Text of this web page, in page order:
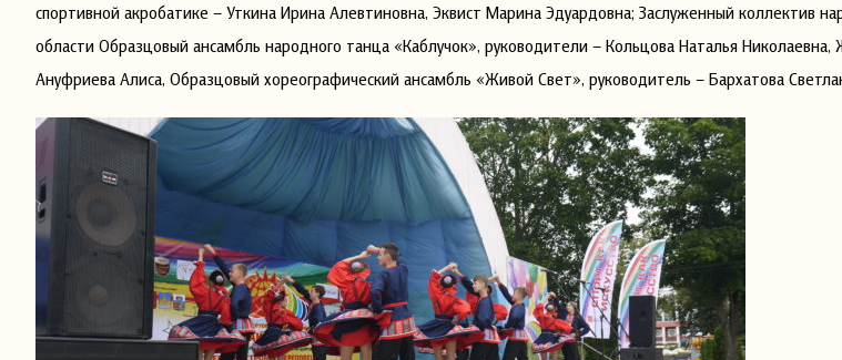
спортивной акробатике – Уткина Ирина Алевтиновна, Эквист Марина Эдуардовна; Заслуженный коллектив
области Образцовый ансамбль народного танца «Каблучок», руководители – Кольцова Наталья
Ануфриева Алиса, Образцовый хореографический ансамбль «Живой Свет», руководитель – Бархатова